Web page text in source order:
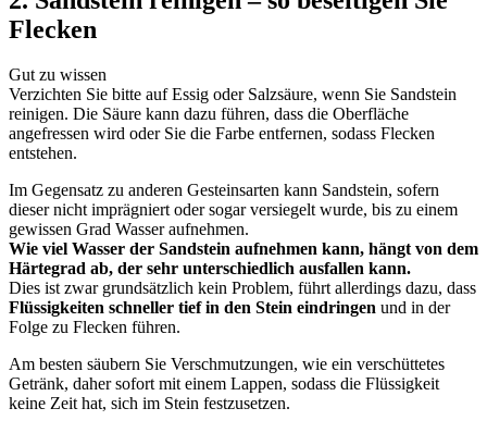
Flecken
Gut zu wissen
Verzichten Sie bitte auf Essig oder Salzsäure, wenn Sie Sandstein
reinigen. Die Säure kann dazu führen, dass die Oberfläche
angefressen wird oder Sie die Farbe entfernen, sodass Flecken
entstehen.
Im Gegensatz zu anderen Gesteinsarten kann Sandstein, sofern
dieser nicht imprägniert oder sogar versiegelt wurde, bis zu einem
gewissen Grad Wasser aufnehmen.
Wie viel Wasser der Sandstein aufnehmen kann, hängt von dem
Härtegrad ab, der sehr unterschiedlich ausfallen kann.
Dies ist zwar grundsätzlich kein Problem, führt allerdings dazu, dass
Flüssigkeiten schneller tief in den Stein eindringen und in der
Folge zu Flecken führen.
Am besten säubern Sie Verschmutzungen, wie ein verschüttetes
Getränk, daher sofort mit einem Lappen, sodass die Flüssigkeit
keine Zeit hat, sich im Stein festzusetzen.